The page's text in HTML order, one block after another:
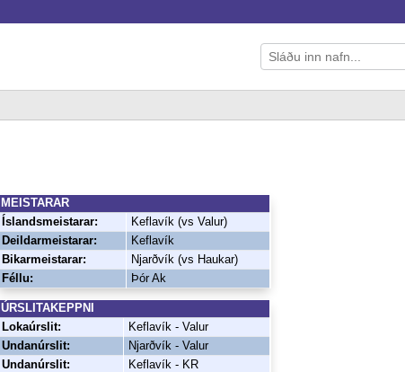
MEISTARAR
Íslandsmeistarar:
Keflavík (vs Valur)
Deildarmeistarar:
Keflavík
Bikarmeistarar:
Njarðvík (vs Haukar)
Féllu:
Þór Ak
ÚRSLITAKEPPNI
Lokaúrslit:
Keflavík - Valur
Undanúrslit:
Njarðvík - Valur
Undanúrslit:
Keflavík - KR